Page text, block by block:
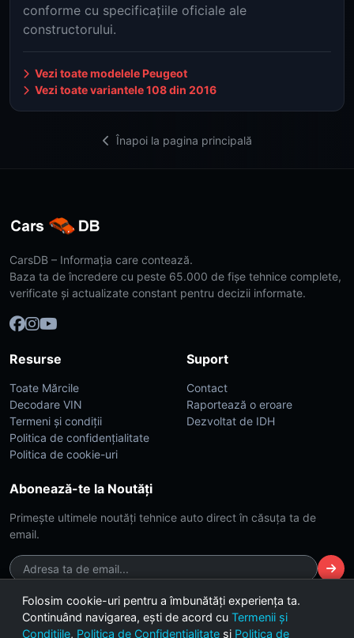
conforme cu specificațiile oficiale ale
constructorului.
Vezi toate modelele Peugeot
Vezi toate variantele 108 din 2016
Înapoi la pagina principală
CarsDB – Informația care contează.
Baza ta de încredere cu peste 65.000 de fișe tehnice complete,
verificate și actualizate constant pentru decizii informate.
Resurse
Toate Mărcile
Decodare VIN
Termeni și condiții
Politica de confidențialitate
Politica de cookie-uri
Suport
Contact
Raportează o eroare
Dezvoltat de IDH
Abonează-te la Noutăți
Primește ultimele noutăți tehnice auto direct în căsuța ta de
email.
© 2026 CarsDB. Toate drepturile rezervate. Made with ❤️ for car
Folosim cookie-uri pentru a îmbunătăți experiența ta.
Continuând navigarea, ești de acord cu Termenii și
Condițiile, Politica de Confidențialitate și Politica de